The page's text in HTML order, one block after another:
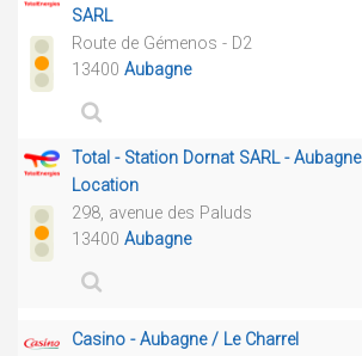
SARL
Route de Gémenos - D2
13400 Aubagne
Total - Station Dornat SARL - Aubagne
Location
298, avenue des Paluds
13400 Aubagne
Casino - Aubagne / Le Charrel